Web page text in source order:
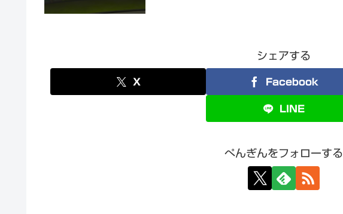
シェアする
X Facebook
LINE
ぺんぎんをフォローする